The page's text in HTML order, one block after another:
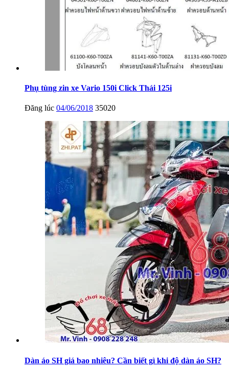
Phụ tùng zin xe Vario 150i Click Thái 125i
Đăng lúc 04/06/2018 35020
Dàn áo SH giá bao nhiêu? Cần biết gì khi độ dàn áo SH?